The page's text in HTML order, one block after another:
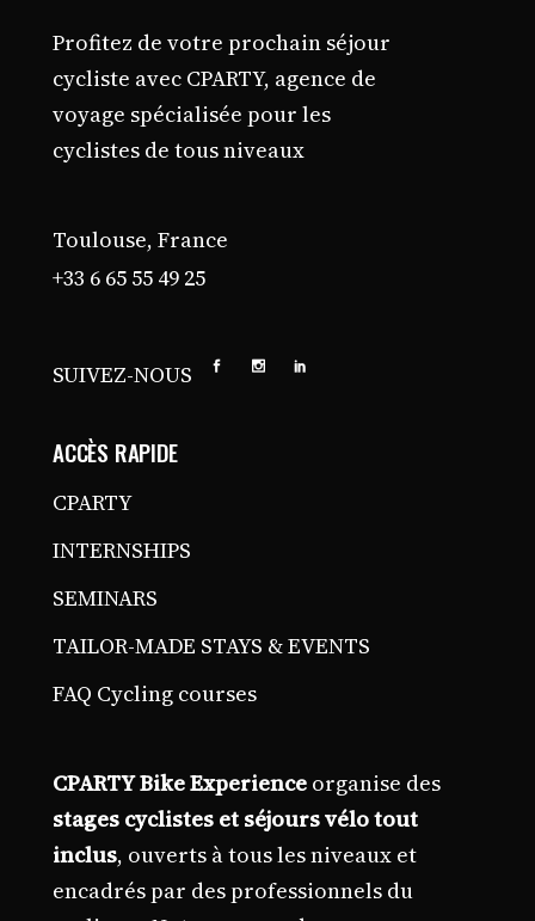
Profitez de votre prochain séjour
cycliste avec CPARTY, agence de
voyage spécialisée pour les
cyclistes de tous niveaux
Toulouse, France
+33 6 65 55 49 25
SUIVEZ-NOUS
ACCÈS RAPIDE
CPARTY
INTERNSHIPS
SEMINARS
TAILOR-MADE STAYS & EVENTS
FAQ Cycling courses
CPARTY Bike Experience organise des
stages cyclistes et séjours vélo tout
inclus, ouverts à tous les niveaux et
encadrés par des professionnels du